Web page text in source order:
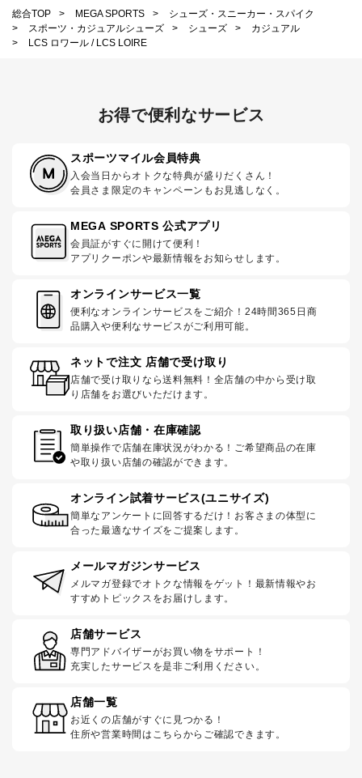
総合TOP > MEGA SPORTS >
シューズ・スニーカー・スパイク
>
スポーツ・カジュアルシューズ > シューズ >
カジュアル
>
LCS ロワール / LCS LOIRE
お得で便利なサービス
スポーツマイル会員特典
入会当日からオトクな特典が盛りだくさん！
会員さま限定のキャンペーンもお見逃しなく。
MEGA SPORTS 公式アプリ
会員証がすぐに開けて便利！
アプリクーポンや最新情報をお知らせします。
オンラインサービス一覧
便利なオンラインサービスをご紹介！24時間365日商
品購入や便利なサービスがご利用可能。
ネットで注文 店舗で受け取り
店舗で受け取りなら送料無料！全店舗の中から受け取
り店舗をお選びいただけます。
取り扱い店舗・在庫確認
簡単操作で店舗在庫状況がわかる！ご希望商品の在庫
や取り扱い店舗の確認ができます。
オンライン試着サービス(ユニサイズ)
簡単なアンケートに回答するだけ！お客さまの体型に
合った最適なサイズをご提案します。
メールマガジンサービス
メルマガ登録でオトクな情報をゲット！最新情報やお
すすめトピックスをお届けします。
店舗サービス
専門アドバイザーがお買い物をサポート！
充実したサービスを是非ご利用ください。
店舗一覧
お近くの店舗がすぐに見つかる！
住所や営業時間はこちらからご確認できます。